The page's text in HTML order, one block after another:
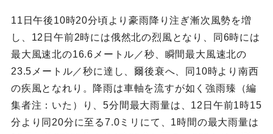
11日午後10時20分頃より豪雨降り注ぎ漸次風勢を増
し、12日午前2時には俄然北の烈風となり、同6時には
最大風速北の16.6メートル／秒、瞬間最大風速北の
23.5メートル／秒に達し、爾後衰へ、同10時より南西
の疾風となれり。降雨は車軸を流すが如く強雨臻（編
集者注：いた）り、5分間最大雨量は、12日午前1時15
分より同20分に至る7.0ミリにて、1時間の最大雨量は